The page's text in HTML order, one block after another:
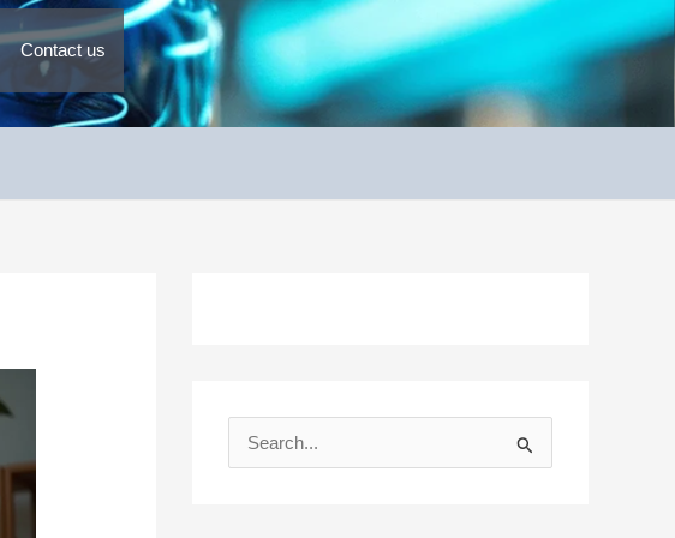
Contact us
e